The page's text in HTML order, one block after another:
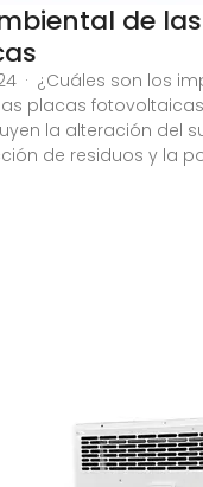
de
· ¿Cuáles son los
placas
la alteración del
de residuos y la